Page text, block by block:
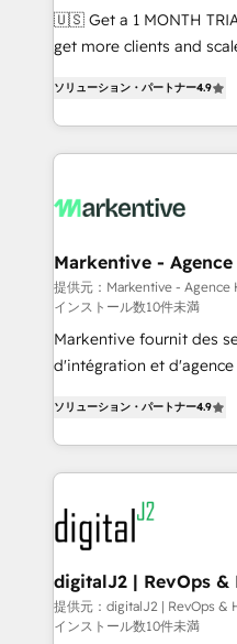
Build high-performing
& conversion strategy that
AI, & maximize AEO with
Integrations: Extend
🇺🇸 Get a 1 MONTH TRIAL 🇺🇸 Helping
get more clients and
Work With 🚀 We help lean, growing companies: -
Win more business -
lead & deal conversion
What do you get? 🤓 Our client's are too busy to
Personal Consultant +
heavy lifting of mapping
system. + Get best practices and 'don't know what
you don't know'
conversions! OTF is an Elite Partner (top 1% of
Partner of the Year 💥 Trusted by 2,500+ companies
to help them scale and
using HubSpot (the right way). ⭐️
learn more!
ソリューション・パートナー4.9
Markentive -
提供元：Markentive - Agence
インストール数10件未満
Markentive fournit des
d'intégration et d'agence
marketing automation,
webdesign. Markentive is both a consulting firm, a
digital agency and an
experts in marketing
CRM and webdesign (We
customers).
ソリューション・パートナー4.9
digitalJ2 | RevOps &
Implementations
提供元：digitalJ2 | RevOps &
インストール数10件未満